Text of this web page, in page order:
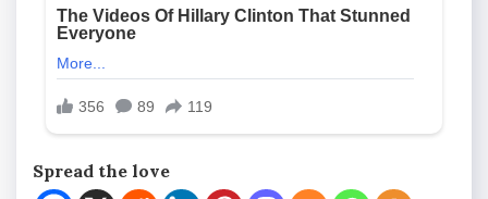
Spread the love